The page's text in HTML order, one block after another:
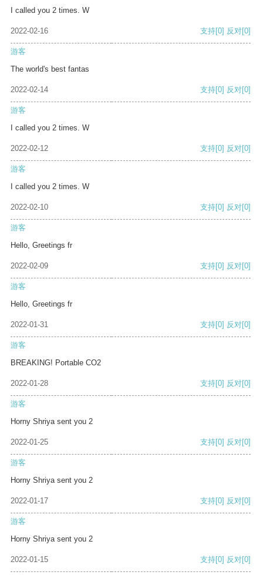
I called you 2 times. W
2022-02-16 支持[0] 反对[0]
游客
The world's best fantas
2022-02-14 支持[0] 反对[0]
游客
I called you 2 times. W
2022-02-12 支持[0] 反对[0]
游客
I called you 2 times. W
2022-02-10 支持[0] 反对[0]
游客
Hello, Greetings fr
2022-02-09 支持[0] 反对[0]
游客
Hello, Greetings fr
2022-01-31 支持[0] 反对[0]
游客
BREAKING! Portable CO2
2022-01-28 支持[0] 反对[0]
游客
Horny Shriya sent you 2
2022-01-25 支持[0] 反对[0]
游客
Horny Shriya sent you 2
2022-01-17 支持[0] 反对[0]
游客
Horny Shriya sent you 2
2022-01-15 支持[0] 反对[0]